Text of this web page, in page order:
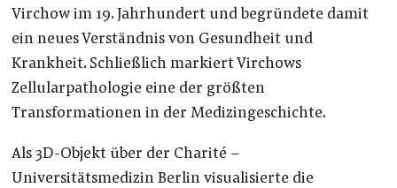
Virchow im 19. Jahrhundert und begründete damit
ein neues Verständnis von Gesundheit und
Krankheit. Schließlich markiert Virchows
Zellularpathologie eine der größten
Transformationen in der Medizingeschichte.
Als 3D-Objekt über der Charité –
Universitätsmedizin Berlin visualisierte die